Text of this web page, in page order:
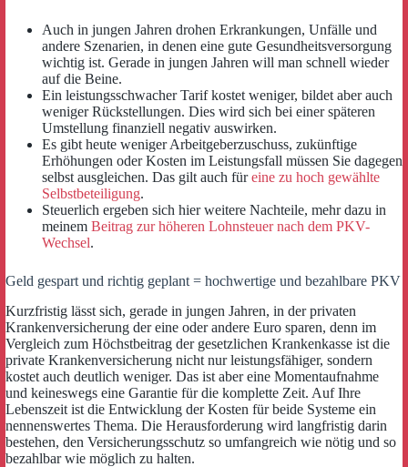
Auch in jungen Jahren drohen Erkrankungen, Unfälle und
andere Szenarien, in denen eine gute Gesundheitsversorgung
wichtig ist. Gerade in jungen Jahren will man schnell wieder
auf die Beine.
Ein leistungsschwacher Tarif kostet weniger, bildet aber auch
weniger Rückstellungen. Dies wird sich bei einer späteren
Umstellung finanziell negativ auswirken.
Es gibt heute weniger Arbeitgeberzuschuss, zukünftige
Erhöhungen oder Kosten im Leistungsfall müssen Sie dagegen
selbst ausgleichen. Das gilt auch füreine zu hoch gewählte
Selbstbeteiligung.
Steuerlich ergeben sich hier weitere Nachteile, mehr dazu in
meinem Beitrag zur höheren Lohnsteuer nach dem PKV-
Wechsel.
Geld gespart und richtig geplant = hochwertige und bezahlbare PKV
Kurzfristig lässt sich, gerade in jungen Jahren, in der privaten
Krankenversicherung der eine oder andere Euro sparen, denn im
Vergleich zum Höchstbeitrag der gesetzlichen Krankenkasse ist die
private Krankenversicherung nicht nur leistungsfähiger, sondern
kostet auch deutlich weniger. Das ist aber eine Momentaufnahme
und keineswegs eine Garantie für die komplette Zeit. Auf Ihre
Lebenszeit ist die Entwicklung der Kosten für beide Systeme ein
nennenswertes Thema. Die Herausforderung wird langfristig darin
bestehen, den Versicherungsschutz so umfangreich wie nötig und so
bezahlbar wie möglich zu halten.